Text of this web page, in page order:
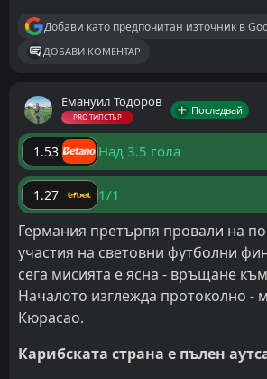
Добави като предпочитан източник в
ДОБАВИ КОМЕНТАР
Емануил Тодоров
PRO ТИПСТЪР
Последвай
1.53 Над 3.5 гола
1.27 1/1
Германия претърпя провали на
участия на световни футболни
сега мисията е ясна - връщане
Началото изглежда протоколно -
Кюрасао.
Карибската страна е пълен